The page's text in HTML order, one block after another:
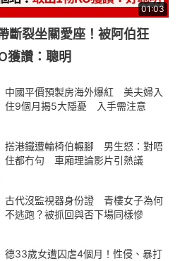
01:03
斷裂坐關愛座！被阿伯狂
獲讚：聰明
中國平價預製房海外爆紅 美夫婦入
住9個月揭5大隱憂 入手需注意
搭港鐵遭輪椅伯輾腳 男生怒：對唔
住都冇句 車廂理論影片引熱議
古代沒監視器身份證 青樓女子為何
不逃跑？被抓回與否下場同樣慘
德33歲女遭囚虐4個月！性侵、暴打